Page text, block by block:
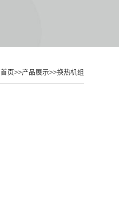
首页>>产品展示>>换热机组